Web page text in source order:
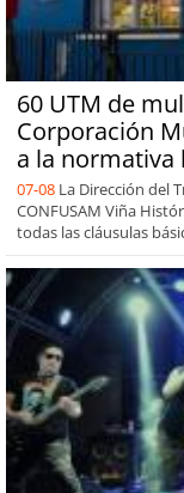
60 UTM de
Corporación
a la normativa
07-08 La Dirección del
CONFUSAM Viña
todas las cláusulas